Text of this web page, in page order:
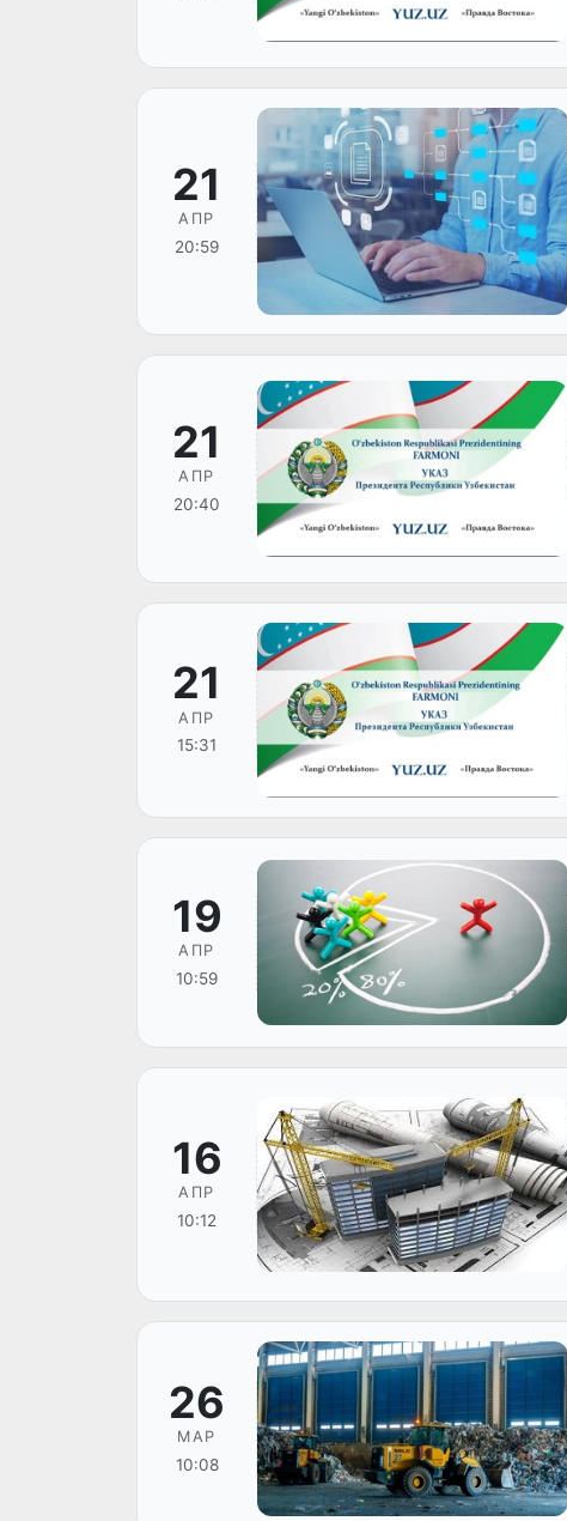
21
АПР
20:59
21
АПР
20:40
21
АПР
15:31
19
АПР
10:59
16
АПР
10:12
26
МАР
10:08